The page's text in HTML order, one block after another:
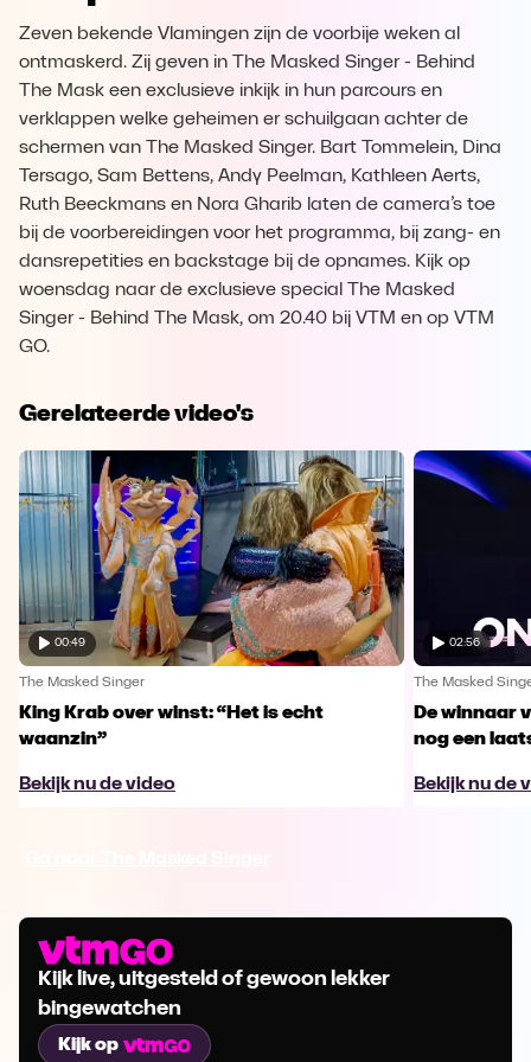
Zeven bekende Vlamingen zijn de voorbije weken al
ontmaskerd. Zij geven in The Masked Singer - Behind
The Mask een exclusieve inkijk in hun parcours en
verklappen welke geheimen er schuilgaan achter de
schermen van The Masked Singer. Bart Tommelein, Dina
Tersago, Sam Bettens, Andy Peelman, Kathleen Aerts,
Ruth Beeckmans en Nora Gharib laten de camera’s toe
bij de voorbereidingen voor het programma, bij zang- en
dansrepetities en backstage bij de opnames. Kijk op
woensdag naar de exclusieve special The Masked
Singer - Behind The Mask, om 20.40 bij VTM en op VTM
GO.
Gerelateerde video's
00:49
The Masked Singer
King Krab over winst: “Het is echt
waanzin”
Bekijk nu de video
02:56
The Masked
De winnaar
nog een
Bekijk nu de
Kijk live, uitgesteld of gewoon lekker
bingewatchen
Kijk op